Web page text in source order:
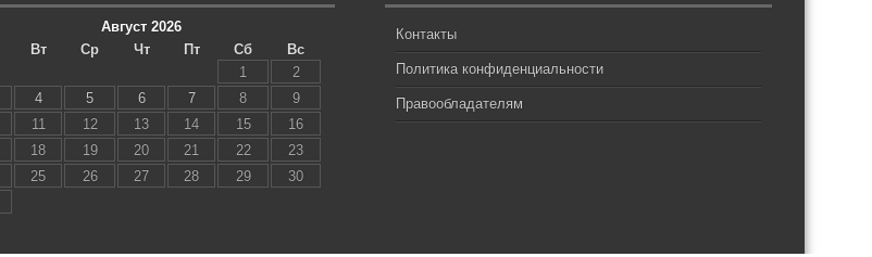
Август 2026
Вт Ср Чт Пт Сб
Вс
1
2
4 5 6 7 8
9
11 12 13 14 15
16
18 19 20 21 22
23
25 26 27 28 29
30
Контакты
Политика конфиденциальности
Правообладателям